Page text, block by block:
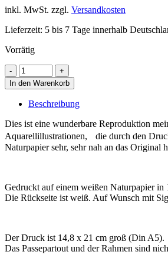
inkl. MwSt. zzgl. Versandkosten
Lieferzeit: 5 bis 7 Tage innerhalb
Vorrätig
In den Warenkorb
Beschreibung
Dies ist eine wunderbare Reproduktion
Aquarellillustrationen, die durch den
Naturpapier sehr, sehr nah an das Original
Gedruckt auf einem weißen Naturpapier in
Die Rückseite ist weiß. Auf Wunsch mit
Der Druck ist 14,8 x 21 cm groß (Din A5).
Das Passepartout und der Rahmen sind